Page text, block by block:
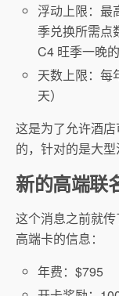
浮动上限：最
季兑换所需点
C4 旺季一晚
天数上限：每
天）
这是为了允许酒
的，针对的是大
新的高端联
这个消息之前就
高端卡的信息：
年费：$795